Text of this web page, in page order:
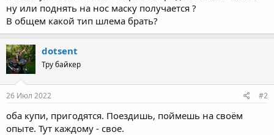
ну или поднять на нос маску получается ?
В общем какой тип шлема брать?
dotsent
Тру байкер
26 Июл 2022 #2
оба купи, пригодятся. Поездишь, поймешь на своём
опыте. Тут каждому - свое.